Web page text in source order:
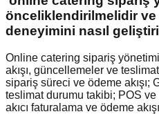
önceliklendirilmelidir
deneyimini nasıl
Online catering sipariş
akışı, güncellemeler ve
sipariş süreci ve ödeme akışı;
teslimat durumu takibi; POS
akıcı faturalama ve ödeme